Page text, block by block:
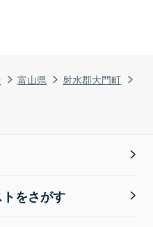
富山県
射水郡大門町
をさがす